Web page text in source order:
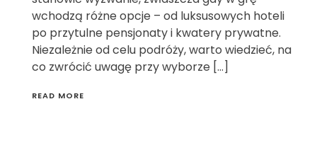
wchodzą różne opcje – od luksusowych hoteli
po przytulne pensjonaty i kwatery prywatne.
Niezależnie od celu podróży, warto wiedzieć, na
co zwrócić uwagę przy wyborze […]
READ MORE